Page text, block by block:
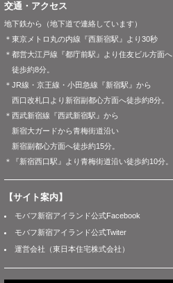
交通・アクセス
地下鉄から（地下道で連絡しています）
＊東京メトロ丸の内線『西新宿駅』より30秒
＊都営大江戸線『都庁前駅』より住友ビル方面へ
徒歩約8分。
＊JR線・京王線・小田急線『新宿駅』から
西口改札口より新宿副都心方面へ徒歩約8分。
＊西武新宿線『西武新宿駅』から
新宿大ガードから青梅街道沿い
新宿副都心方面へ徒歩約15分。
＊『新宿西口駅』より青梅街道沿い徒歩約10分。
【サイト案内】
モバフ新宿アイランド公式Facebook
モバフ新宿アイランド公式Twiter
運営会社（東日本住宅株式会社）